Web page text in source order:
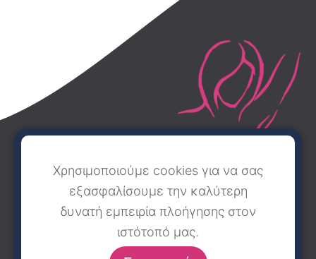
ΤΟ ΚΕΝΤΡΟ ΟΙ ΙΑΤΡΟΙ
Χρησιμοποιούμε cookies για να σας
εξασφαλίσουμε την καλύτερη
δυνατή εμπειρία πλοήγησης στον
ιστότοπό μας.